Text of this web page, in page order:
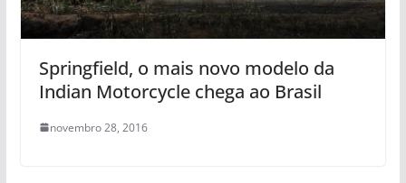
Springfield, o mais novo modelo da
Indian Motorcycle chega ao Brasil
novembro 28, 2016